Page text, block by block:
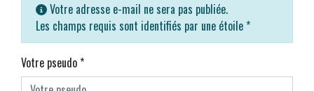
Votre adresse e-mail ne sera pas publiée.
Les champs requis sont identifiés par une étoile *
Votre pseudo*